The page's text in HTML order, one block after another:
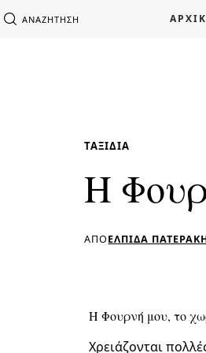
ΑΝΑΖΉΤΗΣΗ
ΤΑΞΊΔΙΑ
Η
ΑΠΌΕΛΠΊΔΑ
Η Φουρνή μου, το
Χρειάζονται